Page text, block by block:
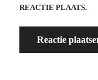
REACTIE PLAATS.